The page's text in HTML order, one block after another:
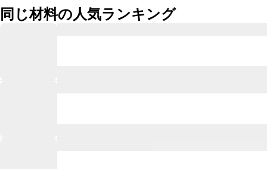
同じ材料の人気ランキング